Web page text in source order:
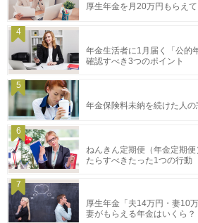
厚生年金を月20万円もらえ
4
年金生活者に1月届く「公的
確認すべき3つのポイント
5
年金保険料未納を続けた人
6
ねんきん定期便（年金定期
たらすべきたった1つの行動
7
厚生年金「夫14万円・妻10
妻がもらえる年金はいくら？